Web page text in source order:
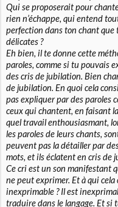
Qui se proposerait pour
rien n’échappe, qui entend
perfection dans ton chant que
délicates ?
Eh bien, il te donne cette
paroles, comme si tu pouvais
des cris de jubilation. Bien
de jubilation. En quoi cela
pas expliquer par des paroles
ceux qui chantent, en faisant
quel travail enthousiasmant,
les paroles de leurs chants,
peuvent pas la détailler par
mots, et ils éclatent en cris de
Ce cri est un son manifestant
ne peut exprimer. Et à qui
inexprimable ? Il est
traduire dans le langage. Et si